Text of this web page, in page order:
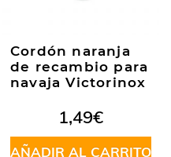
Cordón naranja
de recambio para
navaja Victorinox
1,49€
AÑADIR AL CARRITO